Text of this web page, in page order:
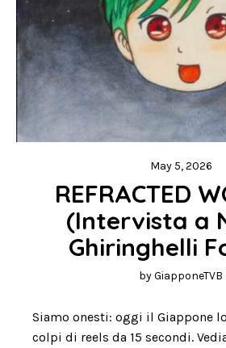
May 5, 2026
REFRACTED
(Intervista a
Ghiringhelli
byGiapponeTVB
Siamo onesti: oggi il Giappone
colpi di reels da 15 secondi.